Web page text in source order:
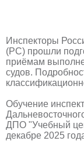
Инспекторы
(РС) прошли
приёмам
судов.
Обучение
ДПО "Учебный
декабре 2025